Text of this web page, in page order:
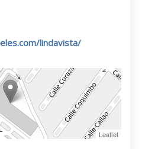
lindavista/
Leaflet